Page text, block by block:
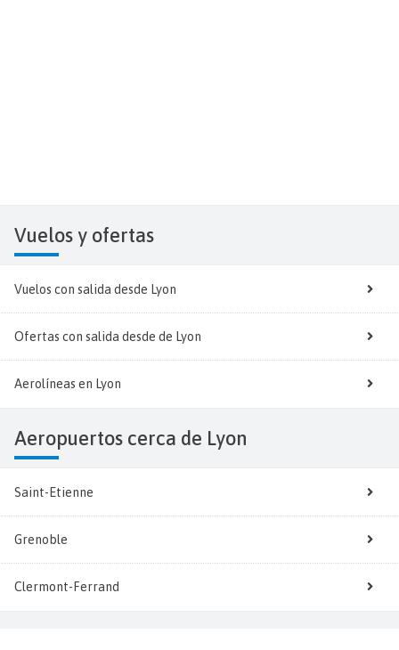
Vuelos y ofertas
Vuelos con salida desde Lyon
Ofertas con salida desde de Lyon
Aerolíneas en Lyon
Aeropuertos cerca de Lyon
Saint-Etienne
Grenoble
Clermont-Ferrand